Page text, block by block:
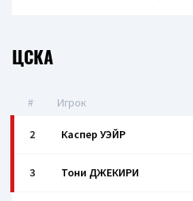
ЦСКА
# Игрок
2 Каспер УЭЙР
3 Тони ДЖЕКИРИ